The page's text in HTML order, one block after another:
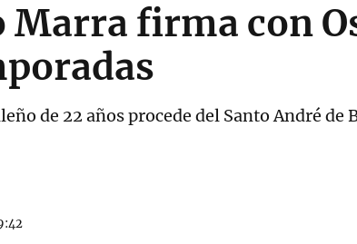
Marra firma con
de 22 años procede del Santo André de